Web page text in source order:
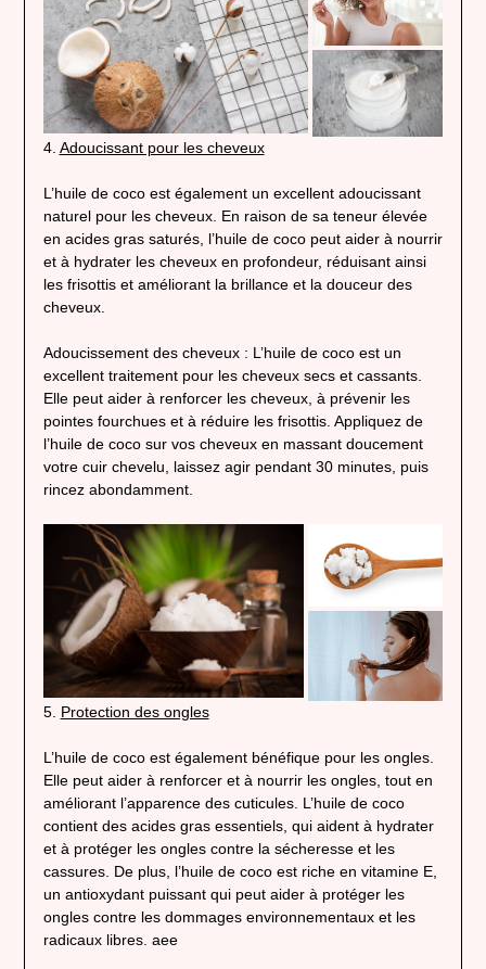
4. Adoucissant pour les cheveux
L’huile de coco est également un excellent adoucissant
naturel pour les cheveux. En raison de sa teneur élevée
en acides gras saturés, l’huile de coco peut aider à nourrir
et à hydrater les cheveux en profondeur, réduisant ainsi
les frisottis et améliorant la brillance et la douceur des
cheveux.
Adoucissement des cheveux : L’huile de coco est un
excellent traitement pour les cheveux secs et cassants.
Elle peut aider à renforcer les cheveux, à prévenir les
pointes fourchues et à réduire les frisottis. Appliquez de
l’huile de coco sur vos cheveux en massant doucement
votre cuir chevelu, laissez agir pendant 30 minutes, puis
rincez abondamment.
5. Protection des ongles
L’huile de coco est également bénéfique pour les ongles.
Elle peut aider à renforcer et à nourrir les ongles, tout en
améliorant l’apparence des cuticules. L’huile de coco
contient des acides gras essentiels, qui aident à hydrater
et à protéger les ongles contre la sécheresse et les
cassures. De plus, l’huile de coco est riche en vitamine E,
un antioxydant puissant qui peut aider à protéger les
ongles contre les dommages environnementaux et les
radicaux libres. aee